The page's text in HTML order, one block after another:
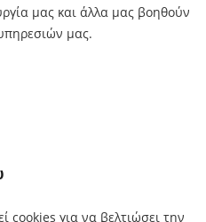
μας και άλλα μας βοηθούν
μας.
cookies για να βελτιώσει την